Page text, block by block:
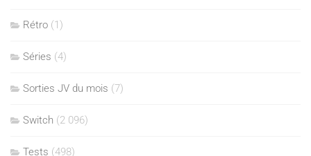
Rétro (1)
Séries (4)
Sorties JV du mois (7)
Switch (2 096)
Tests (498)